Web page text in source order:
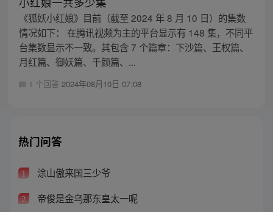
《狐妖小红娘》目前（截至 2024 年 8 月 10 日）的集数
情况如下： 在腾讯视频为主的平台显示有 148 集，不同平
台集数显示不一致。其包含 7 个篇章：下沙篇、王权篇、
月红篇、御妖篇、千颜篇、...
1 个回答 2024年08月10日 07:08
热门问答
1 涂山傲来国三少爷
2 帝俊是金乌那东皇太一呢